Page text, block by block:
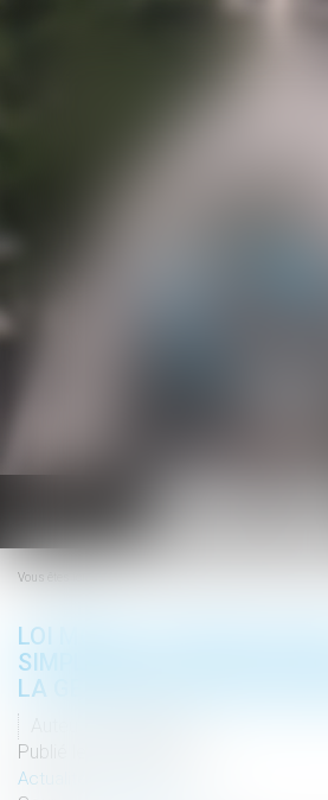
Vous êtes ici :
LOI MOREL-TURQUOIS
SIMPLIFIER LA SORTIE DE
LA GESTION DES
Publié le :
Actualités altajuris